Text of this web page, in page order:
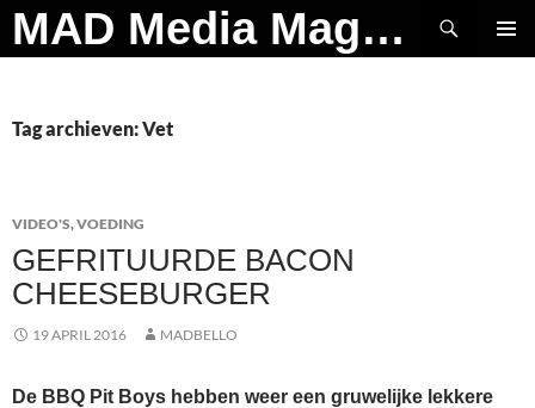
Ga
naar
MAD Media Magazine
Zoeken
Tag archieven: Vet
VIDEO'S,VOEDING
GEFRITUURDE BACON
CHEESEBURGER
19 APRIL 2016 MADBELLO
De BBQ Pit Boys hebben weer een gruwelijke lekkere